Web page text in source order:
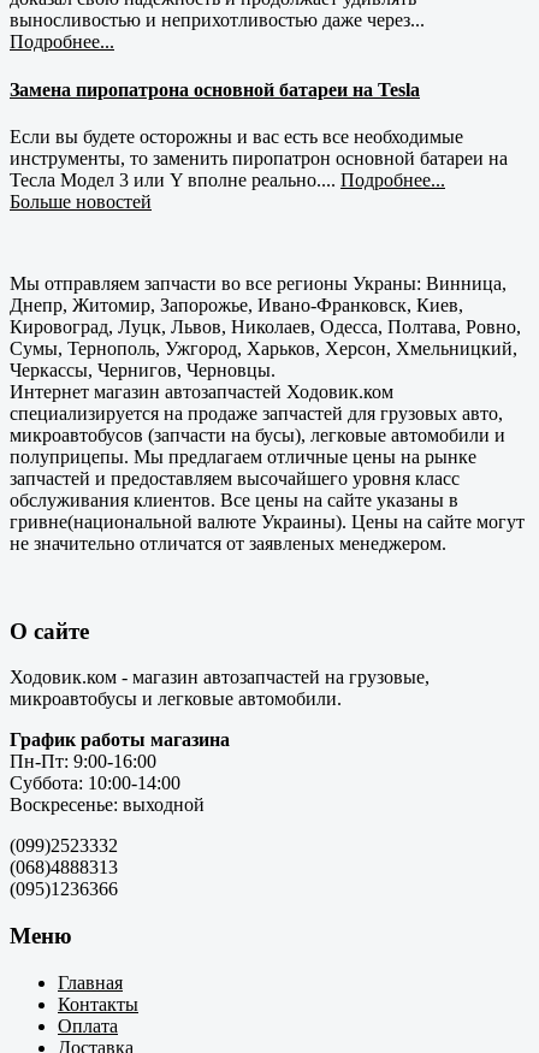
выносливостью и неприхотливостью даже через...
Подробнее...
Замена пиропатрона основной батареи на Tesla
Если вы будете осторожны и вас есть все необходимые
инструменты, то заменить пиропатрон основной батареи на
Тесла Модел 3 или Y вполне реально.... Подробнее...
Больше новостей
Мы отправляем запчасти во все регионы Украны: Винница,
Днепр, Житомир, Запорожье, Ивано-Франковск, Киев,
Кировоград, Луцк, Львов, Николаев, Одесса, Полтава, Ровно,
Сумы, Тернополь, Ужгород, Харьков, Херсон, Хмельницкий,
Черкассы, Чернигов, Черновцы.
Интернет магазин автозапчастей Ходовик.ком
специализируется на продаже запчастей для грузовых авто,
микроавтобусов (запчасти на бусы), легковые автомобили и
полуприцепы. Мы предлагаем отличные цены на рынке
запчастей и предоставляем высочайшего уровня класс
обслуживания клиентов. Все цены на сайте указаны в
гривне(национальной валюте Украины). Цены на сайте могут
не значительно отличатся от заявленых менеджером.
О сайте
Ходовик.ком - магазин автозапчастей на грузовые,
микроавтобусы и легковые автомобили.
График работы магазина
Пн-Пт: 9:00-16:00
Суббота: 10:00-14:00
Воскресенье: выходной
(099)2523332
(068)4888313
(095)1236366
Меню
Главная
Контакты
Оплата
Доставка